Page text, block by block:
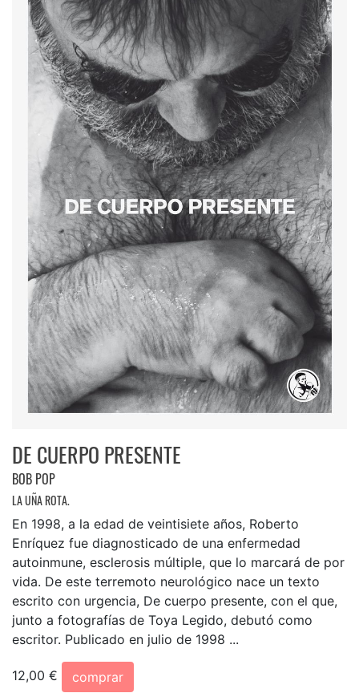
DE CUERPO PRESENTE
BOB POP
LA UÑA ROTA.
En 1998, a la edad de veintisiete años, Roberto
Enríquez fue diagnosticado de una enfermedad
autoinmune, esclerosis múltiple, que lo marcará de por
vida. De este terremoto neurológico nace un texto
escrito con urgencia, De cuerpo presente, con el que,
junto a fotografías de Toya Legido, debutó como
escritor. Publicado en julio de 1998 ...
12,00 €
comprar